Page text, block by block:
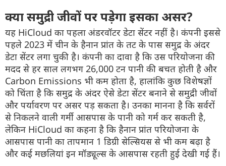
क्या समुद्री जीवों पर पड़ेगा इसका असर?
यह HiCloud का पहला अंडरवॉटर डेटा सेंटर नहीं है। कंपनी इससे
पहले 2023 में चीन के हैनान प्रांत के तट के पास समुद्र के अंदर
डेटा सेंटर लगा चुकी है। कंपनी का दावा है कि उस परियोजना की
मदद से हर साल लगभग 26,000 टन पानी की बचत होती है और
Carbon Emissions भी कम होता है, हालांकि कुछ विशेषज्ञों
को चिंता है कि समुद्र के अंदर ऐसे डेटा सेंटर बनाने से समुद्री जीवों
और पर्यावरण पर असर पड़ सकता है। उनका मानना है कि सर्वरों
से निकलने वाली गर्मी आसपास के पानी को गर्म कर सकती है,
लेकिन HiCloud का कहना है कि हैनान प्रांत परियोजना के
आसपास पानी का तापमान 1 डिग्री सेल्सियस से भी कम बढ़ा है
और कई मछलियां इन मॉड्यूल्स के आसपास रहती हुई देखी गई हैं।